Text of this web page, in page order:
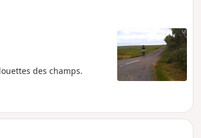
des champs.